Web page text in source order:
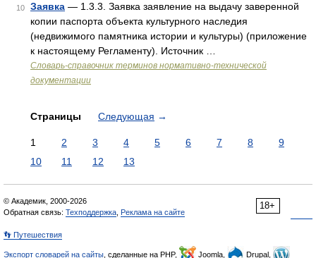
10 Заявка — 1.3.3. Заявка заявление на выдачу заверенной
копии паспорта объекта культурного наследия
(недвижимого памятника истории и культуры) (приложение
к настоящему Регламенту). Источник …
Словарь-справочник терминов нормативно-технической
документации
Страницы Следующая →
1 2 3 4 5 6 7 8
9
10
11 12 13
18+
© Академик, 2000-2026
Обратная связь: Техподдержка Реклама на сайте
👣 Путешествия
Экспорт словарей на сайты , сделанные на PHP, Joomla, Drupal,